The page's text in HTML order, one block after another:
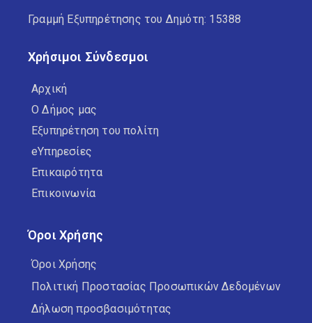
Γραμμή Εξυπηρέτησης του Δημότη: 15388
Χρήσιμοι Σύνδεσμοι
Αρχική
Ο Δήμος μας
Εξυπηρέτηση του πολίτη
eΥπηρεσίες
Επικαιρότητα
Επικοινωνία
Όροι Χρήσης
Όροι Χρήσης
Πολιτική Προστασίας Προσωπικών Δεδομένων
Δήλωση προσβασιμότητας